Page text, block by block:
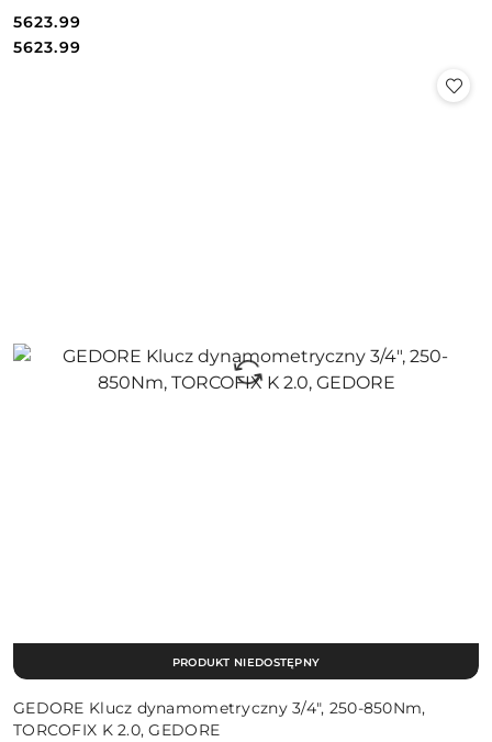
Cena:
5623.99
Cena:
5623.99
GEDORE Klucz dynamometryczny 3/4", 250-850Nm,
TORCOFIX K 2.0, GEDORE
PRODUKT NIEDOSTĘPNY